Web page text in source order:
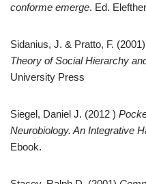
conforme emerge. Ed.
Sidanius, J. & Pratto, F. (2001)
Theory of Social Hierarchy
University Press
Siegel, Daniel J. (2012 )
Neurobiology. An Integrative
Ebook.